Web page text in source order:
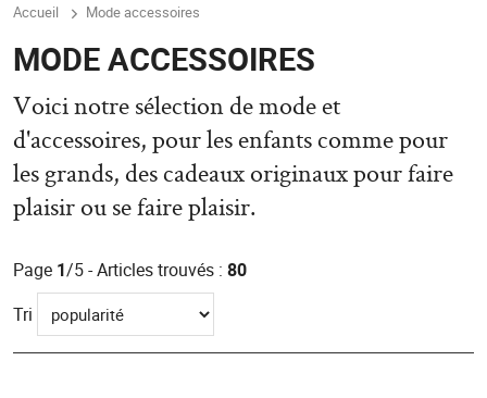
Accueil Mode accessoires
MODE ACCESSOIRES
Voici notre sélection de mode et
d'accessoires, pour les enfants comme pour
les grands, des cadeaux originaux pour faire
plaisir ou se faire plaisir.
Page 1/5 - Articles trouvés : 80
Tri